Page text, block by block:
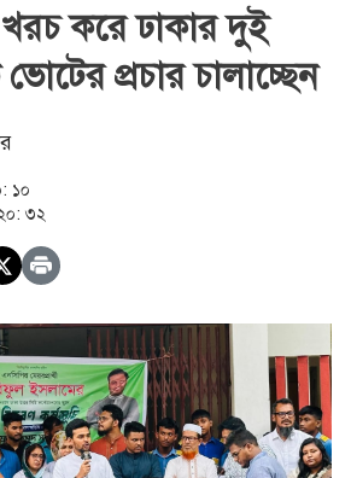
করে ঢাকার দুই
প্রচার চালাচ্ছেন
১০
৩২